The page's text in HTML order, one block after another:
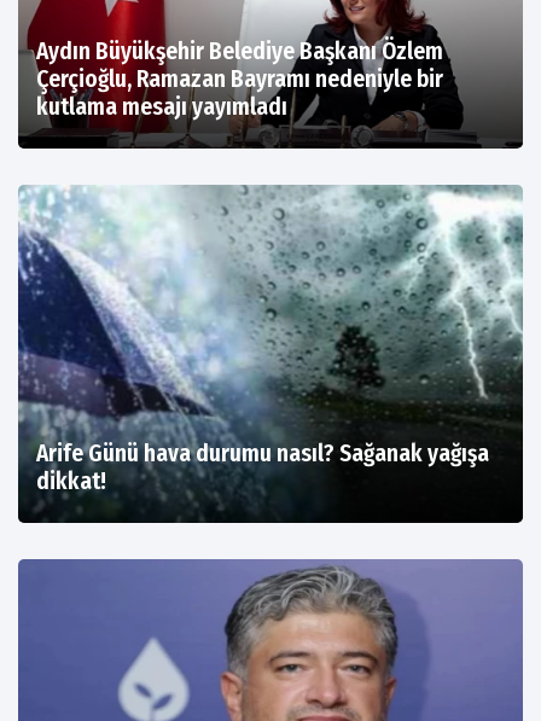
Aydın Büyükşehir Belediye Başkanı Özlem
Çerçioğlu, Ramazan Bayramı nedeniyle bir
kutlama mesajı yayımladı
Arife Günü hava durumu nasıl? Sağanak yağışa
dikkat!